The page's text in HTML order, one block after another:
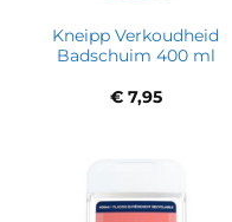
Kneipp Verkoudheid
Badschuim 400 ml
€7,95